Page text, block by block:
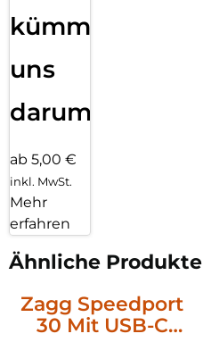
kümmern
uns
darum!
ab 5,00 €
inkl. MwSt.
Mehr
erfahren
Ähnliche Produkte
Zagg Speedport
30 Mit USB-C